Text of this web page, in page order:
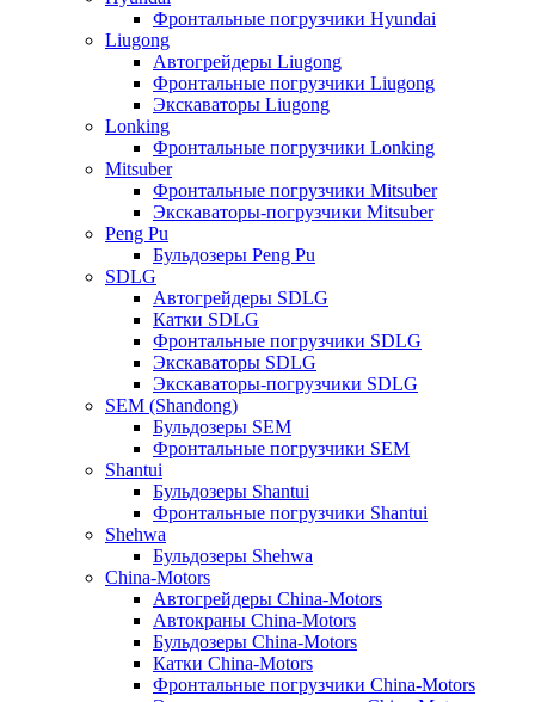
Фронтальные погрузчики Hyundai
Liugong
Автогрейдеры Liugong
Фронтальные погрузчики Liugong
Экскаваторы Liugong
Lonking
Фронтальные погрузчики Lonking
Mitsuber
Фронтальные погрузчики Mitsuber
Экскаваторы-погрузчики Mitsuber
Peng Pu
Бульдозеры Peng Pu
SDLG
Автогрейдеры SDLG
Катки SDLG
Фронтальные погрузчики SDLG
Экскаваторы SDLG
Экскаваторы-погрузчики SDLG
SEM (Shandong)
Бульдозеры SEM
Фронтальные погрузчики SEM
Shantui
Бульдозеры Shantui
Фронтальные погрузчики Shantui
Shehwa
Бульдозеры Shehwa
China-Motors
Автогрейдеры China-Motors
Автокраны China-Motors
Бульдозеры China-Motors
Катки China-Motors
Фронтальные погрузчики China-Motors